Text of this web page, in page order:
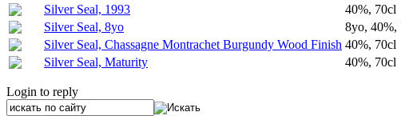
Silver Seal, 1993
40%, 70cl
Silver Seal, 8yo
8yo, 40%,
Silver Seal, Chassagne Montrachet Burgundy Wood Finish 40%, 70cl
Silver Seal, Maturity
40%, 70cl
Login to reply